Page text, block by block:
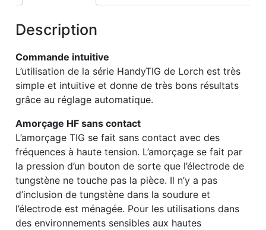
Description
Commande intuitive
L’utilisation de la série HandyTIG de Lorch est très
simple et intuitive et donne de très bons résultats
grâce au réglage automatique.
Amorçage HF sans contact
L’amorçage TIG se fait sans contact avec des
fréquences à haute tension. L’amorçage se fait par
la pression d’un bouton de sorte que l’électrode de
tungstène ne touche pas la pièce. Il n’y a pas
d’inclusion de tungstène dans la soudure et
l’électrode est ménagée. Pour les utilisations dans
des environnements sensibles aux hautes